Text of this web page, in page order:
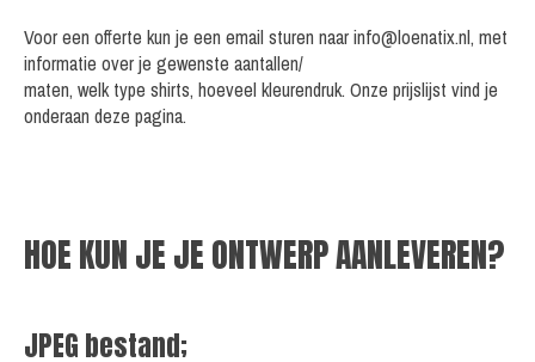
Voor een offerte kun je een email sturen naarinfo@loenatix.nl, met
informatie over je gewenste aantallen/
maten, welk type shirts, hoeveel kleurendruk. Onze prijslijst vind je
onderaan deze pagina.
HOE KUN JE JE ONTWERP AANLEVEREN?
JPEG bestand;